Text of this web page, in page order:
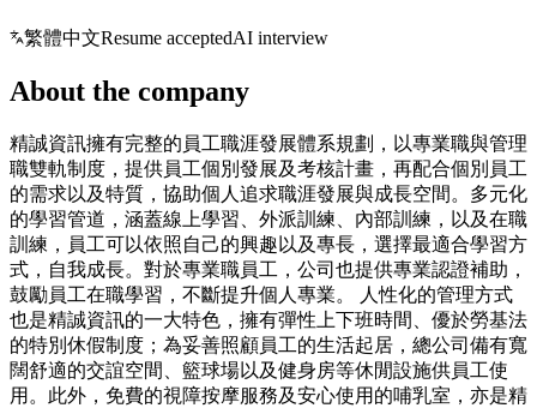
繁體中文Resume acceptedAI interview
About the company
精誠資訊擁有完整的員工職涯發展體系規劃，以專業職與管理
職雙軌制度，提供員工個別發展及考核計畫，再配合個別員工
的需求以及特質，協助個人追求職涯發展與成長空間。多元化
的學習管道，涵蓋線上學習、外派訓練、內部訓練，以及在職
訓練，員工可以依照自己的興趣以及專長，選擇最適合學習方
式，自我成長。對於專業職員工，公司也提供專業認證補助，
鼓勵員工在職學習，不斷提升個人專業。 人性化的管理方式
也是精誠資訊的一大特色，擁有彈性上下班時間、優於勞基法
的特別休假制度；為妥善照顧員工的生活起居，總公司備有寬
闊舒適的交誼空間、籃球場以及健身房等休閒設施供員工使
用。此外，免費的視障按摩服務及安心使用的哺乳室，亦是精